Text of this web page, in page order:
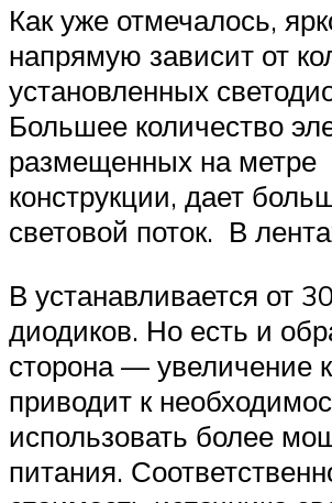
Как уже отмечалось,
напрямую зависит от
установленных
Большее количество
размещенных на метре
конструкции, дает
световой поток. В
В устанавливается от
диодиков. Но есть и
сторона — увеличение
приводит к
использовать более
питания.